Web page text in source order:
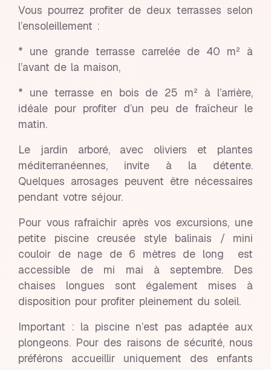
Vous pourrez profiter de deux terrasses selon
l’ensoleillement :
* une grande terrasse carrelée de 40 m² à
l’avant de la maison,
* une terrasse en bois de 25 m² à l’arrière,
idéale pour profiter d’un peu de fraîcheur le
matin.
Le jardin arboré, avec oliviers et plantes
méditerranéennes, invite à la détente.
Quelques arrosages peuvent être nécessaires
pendant votre séjour.
Pour vous rafraîchir après vos excursions, une
petite piscine creusée style balinais / mini
couloir de nage de 6 mètres de long est
accessible de mi mai à septembre. Des
chaises longues sont également mises à
disposition pour profiter pleinement du soleil.
Important : la piscine n’est pas adaptée aux
plongeons. Pour des raisons de sécurité, nous
préférons accueillir uniquement des enfants